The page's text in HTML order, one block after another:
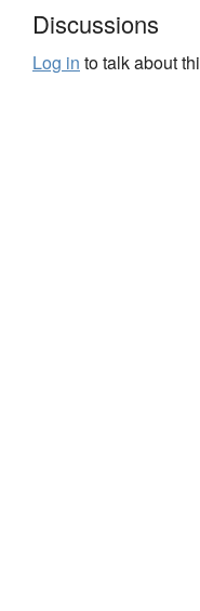
Discussions
Log in to talk about